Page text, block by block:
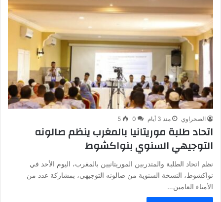
الصحراوي منذ 3 أيام 0
5
اتحاد طلبة موريتانيا بالمغرب ينظم صالونه
التوجيهي السنوي بنواكشوط
نظم اتحاد الطلبة والمتدربين الموريتانيين بالمغرب، اليوم الأحد في
نواكشوط، النسخة السنوية من صالونه التوجيهي، بمشاركة عدد من
الأمناء العامين…